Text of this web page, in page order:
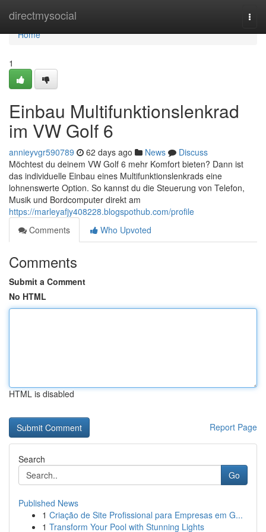
directmysocial
Home
Home
1
Einbau Multifunktionslenkrad
im VW Golf 6
annieyvgr590789 62 days ago News
Discuss
Möchtest du deinem VW Golf 6 mehr Komfort bieten? Dann ist
das individuelle Einbau eines Multifunktionslenkrads eine
lohnenswerte Option. So kannst du die Steuerung von Telefon,
Musik und Bordcomputer direkt am
https://marleyafjy408228.blogspothub.com/profile
Comments
Who Upvoted
Comments
Submit a Comment
No HTML
HTML is disabled
Report Page
Search
Go
Published News
1 Criação de Site Profissional para Empresas em G...
1 Transform Your Pool with Stunning Lights